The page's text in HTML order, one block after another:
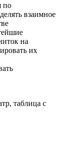
по
взаимное
на
их
таблица с